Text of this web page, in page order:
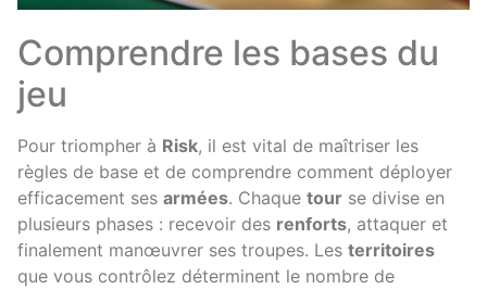
Comprendre les bases du
jeu
Pour triompher à Risk, il est vital de maîtriser les
règles de base et de comprendre comment déployer
efficacement ses armées. Chaque tour se divise en
plusieurs phases : recevoir des renforts, attaquer et
finalement manœuvrer ses troupes. Les territoires
que vous contrôlez déterminent le nombre de